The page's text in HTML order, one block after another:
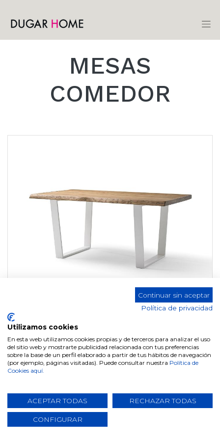
MESAS
COMEDOR
MESA COMEDOR DT-100 NAYRA
Continuar sin aceptar
Política de privacidad
Utilizamos cookies
En esta web utilizamos cookies propias y de terceros para analizar el uso
del sitio web y mostrarte publicidad relacionada con tus preferencias
sobre la base de un perfil elaborado a partir de tus hábitos de navegación
(por ejemplo, páginas visitadas). Puede consultar nuestra Política de
Cookies aquí.
ACEPTAR TODAS RECHAZAR TODAS
CONFIGURAR